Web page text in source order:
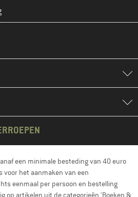
een minimale besteding van 40 euro
het aanmaken van een
eenmaal per persoon en bestelling
op artikelen uit de categorieën 'Boeken &